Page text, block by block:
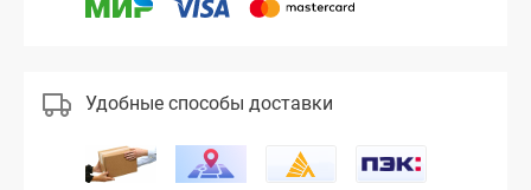
Удобные способы доставки